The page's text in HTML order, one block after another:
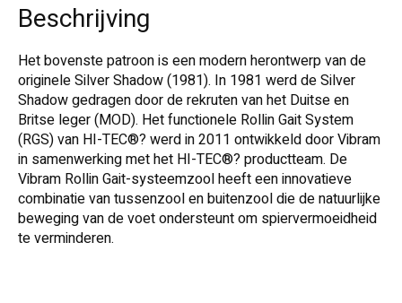
Beschrijving
Het bovenste patroon is een modern herontwerp van de
originele Silver Shadow (1981). In 1981 werd de Silver
Shadow gedragen door de rekruten van het Duitse en
Britse leger (MOD). Het functionele Rollin Gait System
(RGS) van HI-TEC®? werd in 2011 ontwikkeld door Vibram
in samenwerking met het HI-TEC®? productteam. De
Vibram Rollin Gait-systeemzool heeft een innovatieve
combinatie van tussenzool en buitenzool die de natuurlijke
beweging van de voet ondersteunt om spiervermoeidheid
te verminderen.